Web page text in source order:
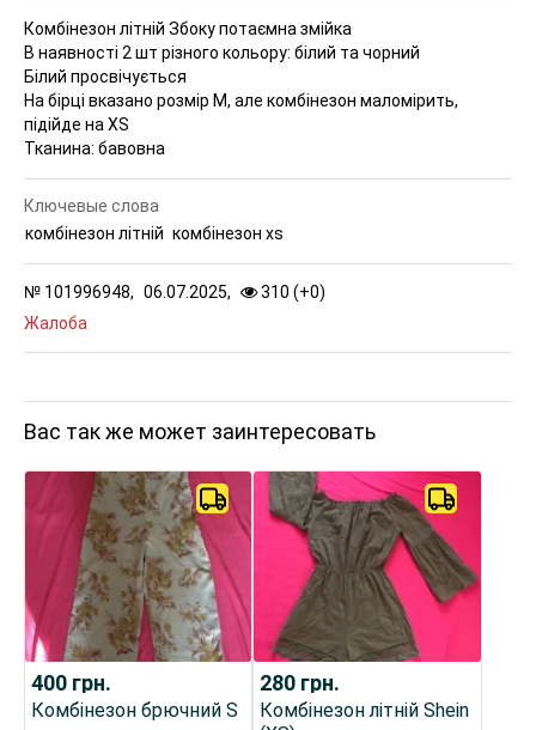
Комбінезон літній Збоку потаємна змійка
В наявності 2 шт різного кольору: білий та чорний
Білий просвічується
На бірці вказано розмір M, але комбінезон маломірить,
підійде на XS
Тканина: бавовна
№ 101996948, 06.07.2025, 310 (+0)
Жалоба
Ключевые слова
комбінезон літній комбінезон xs
Вас так же может заинтересовать
400 грн.
Комбінезон брючний S
280 грн.
Комбінезон літній Shein